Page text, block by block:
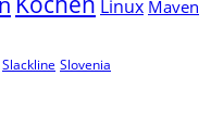
Linux Maven
Slackline Slovenia